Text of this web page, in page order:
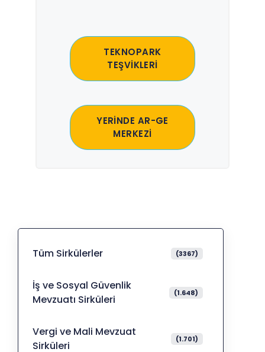
TEKNOPARK
TEŞVİKLERİ
YERİNDE AR-GE
MERKEZİ
Tüm Sirkülerler (3367)
İş ve Sosyal Güvenlik
Mevzuatı Sirküleri
(1.648)
Vergi ve Mali Mevzuat
Sirküleri
(1.701)